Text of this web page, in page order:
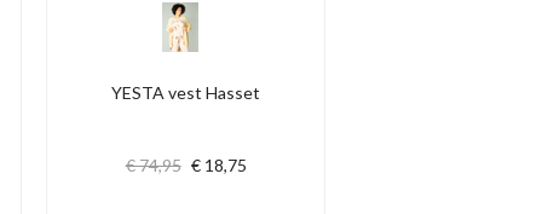
YESTA vest Hasset
€ 74,95 € 18,75